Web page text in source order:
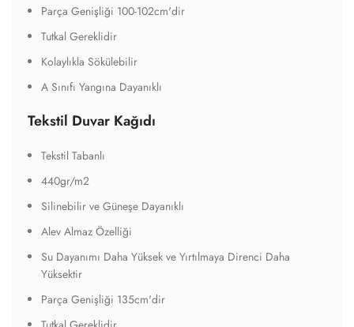
Parça Genişliği 100-102cm'dir
Tutkal Gereklidir
Kolaylıkla Sökülebilir
A Sınıfı Yangına Dayanıklı
Tekstil Duvar Kağıdı
Tekstil Tabanlı
440gr/m2
Silinebilir ve Güneşe Dayanıklı
Alev Almaz Özelliği
Su Dayanımı Daha Yüksek ve Yırtılmaya Direnci Daha
Yüksektir
Parça Genişliği 135cm'dir